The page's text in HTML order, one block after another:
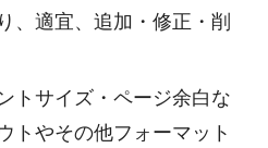
、適宜、追加・修正・削
トサイズ・ページ余白な
トやその他フォーマット